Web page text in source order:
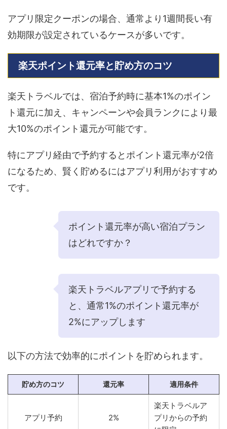
アプリ限定クーポンの場合、通常より1週間長い有
効期限が設定されているケースが多いです。
楽天ポイント還元率と貯め方のコツ
楽天トラベルでは、宿泊予約時に基本1%のポイン
ト還元に加え、キャンペーンや会員ランクにより最
大10%のポイント還元が可能です。
特にアプリ経由で予約するとポイント還元率が2倍
になるため、賢く貯めるにはアプリ利用がおすすめ
です。
ポイント還元率が高い宿泊プラン
はどれですか？
楽天トラベルアプリで予約する
と、通常1%のポイント還元率が
2%にアップします
以下の方法で効率的にポイントを貯められます。
貯め方のコツ 還元率 適用条件
アプリ予約 2%
楽天トラベルア
プリからの予約